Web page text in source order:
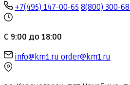
+7(495) 147-00-65 8(800) 300-
С 9:00 до 18:00
info@km1.ru order@km1.ru